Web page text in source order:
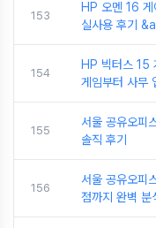
153
HP 오멘 16
실사용 후기
154
HP 빅터스 15
게임부터 사무
155
서울 공유오피
솔직 후기
156
서울 공유오피
점까지 완벽 분